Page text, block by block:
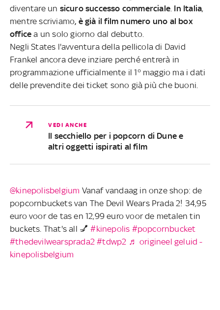
diventare un sicuro successo commerciale In Italia,
mentre scriviamo, è già il film numero uno al box
office a un solo giorno dal debutto.
Negli States l'avventura della pellicola di David
Frankel ancora deve inziare perché entrerà in
programmazione ufficialmente il 1° maggio ma i dati
delle prevendite dei ticket sono già più che buoni.
VEDI ANCHE
Il secchiello per i popcorn di Dune e
altri oggetti ispirati al film
@kinepolisbelgium Vanaf vandaag in onze shop: de
popcornbuckets van The Devil Wears Prada 2! 34,95
euro voor de tas en 12,99 euro voor de metalen tin
buckets. That's all 💅#kinepolis #popcornbucket
#thedevilwearsprada2 #tdwp2 ♬ origineel geluid -
kinepolisbelgium